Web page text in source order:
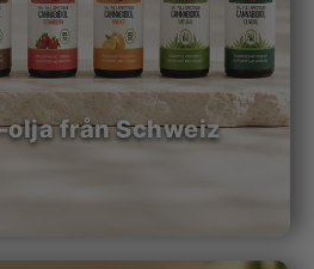
olja från Schweiz